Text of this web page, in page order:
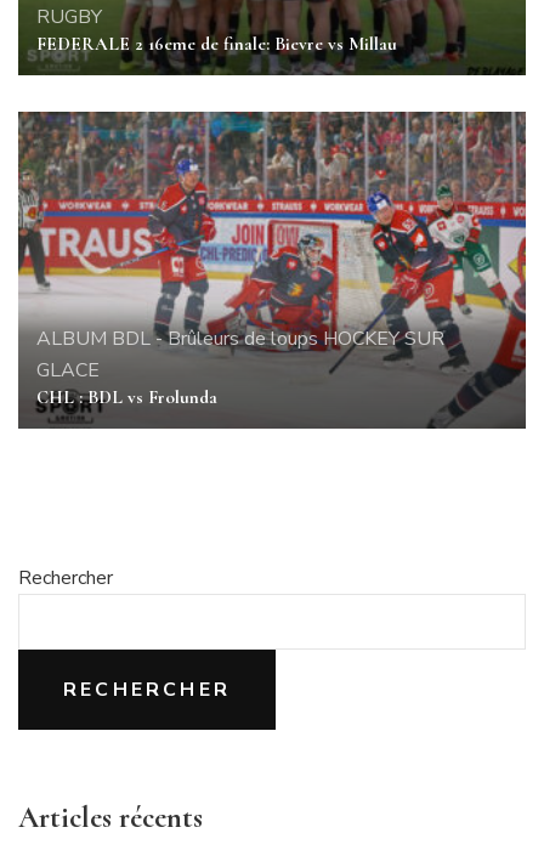
RUGBY
FEDERALE 2 16eme de finale: Bievre vs Millau
ALBUM BDL - Brûleurs de loupsHOCKEY SUR
GLACE
CHL : BDL vs Frolunda
Rechercher
RECHERCHER
Articles récents